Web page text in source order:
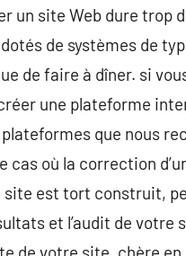
un site Web dure trop
de systèmes de
de faire à dîner. si
une plateforme
que nous
où la correction
est tort construit,
et l’audit de votre
de votre site, chère